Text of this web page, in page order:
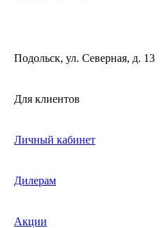
Подольск, ул. Северная, д. 13
Для клиентов
Личный кабинет
Дилерам
Акции